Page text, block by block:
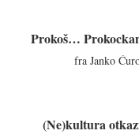
Prokoš…
fra Janko
(Ne)kultura